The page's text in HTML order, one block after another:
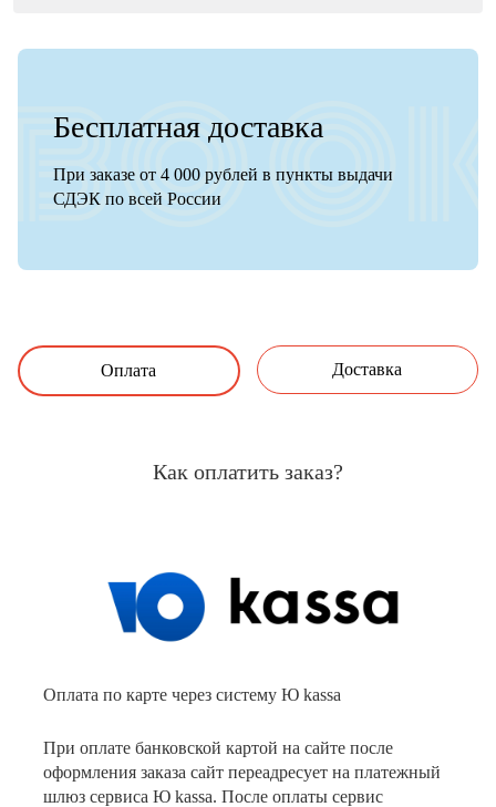
Бесплатная доставка
При заказе от 4 000 рублей в пункты выдачи
СДЭК по всей России
Оплата Доставка
Как оплатить заказ?
Оплата по карте через систему Ю kassa
При оплате банковской картой на сайте после
оформления заказа сайт переадресует на платежный
шлюз сервиса Ю kassa. После оплаты сервис